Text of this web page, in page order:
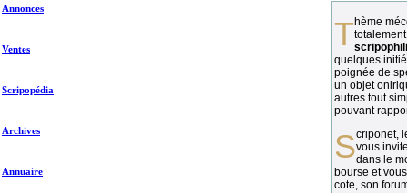
Annonces
Ventes
Scripopédia
Archives
Annuaire
Thème méconnu des collectionneurs et
quelques
poignée de
un objet
autres tout
pouvant
vous
dans le
bourse et
cote, son